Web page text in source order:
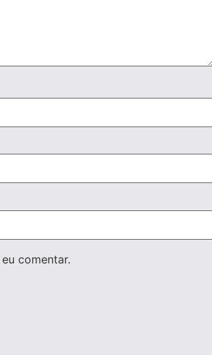
comentar.